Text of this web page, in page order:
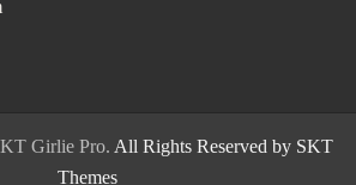
Girlie Pro. All Rights Reserved by SKT
Themes